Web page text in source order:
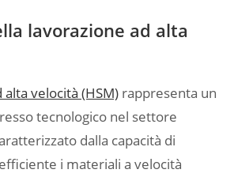
lavorazione ad alta
velocità (HSM) rappresenta un
tecnologico nel settore
dalla capacità di
i materiali a velocità